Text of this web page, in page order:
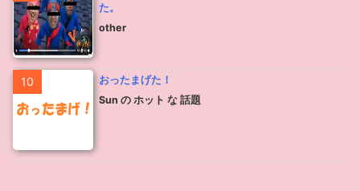
た。
other
10
おったまげた！
Sun の ホット な 話題